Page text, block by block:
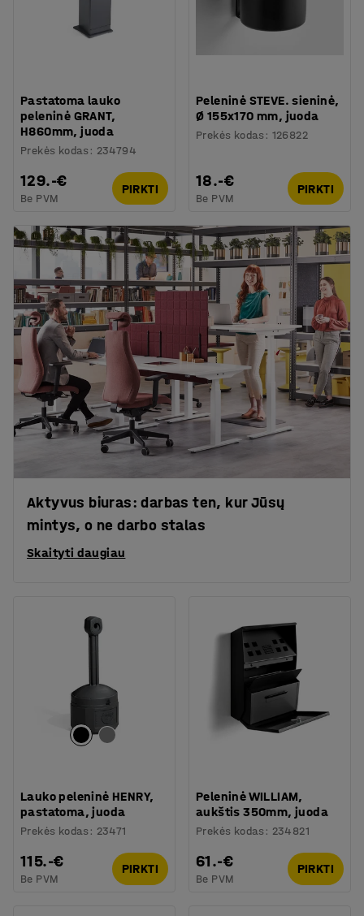
Pastatoma lauko
peleninė GRANT,
H860mm, juoda
Prekės kodas : 234794
129.-€
Be PVM
PIRKTI
Peleninė STEVE. sieninė,
Ø 155x170 mm, juoda
Prekės kodas : 126822
18.-€
Be PVM
PIRKTI
Aktyvus biuras: darbas ten, kur Jūsų
mintys, o ne darbo stalas
Skaityti daugiau
Lauko peleninė HENRY,
pastatoma, juoda
Prekės kodas : 23471
115.-€
Be PVM
PIRKTI
Peleninė WILLIAM,
aukštis 350mm, juoda
Prekės kodas : 234821
61.-€
Be PVM
PIRKTI